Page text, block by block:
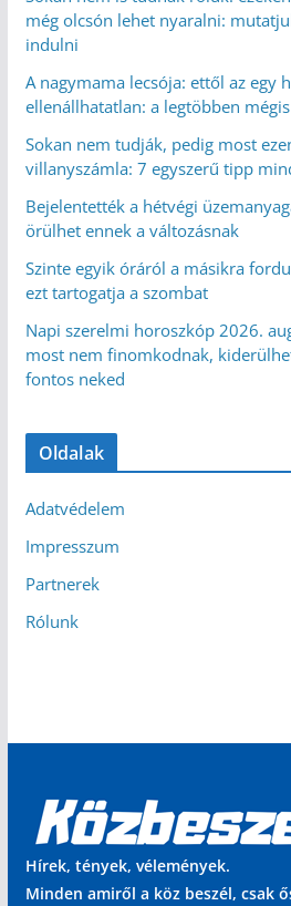
még olcsón lehet nyaralni:
indulni
A nagymama lecsója: ettől az egy
ellenállhatatlan: a legtöbben
Sokan nem tudják, pedig most
villanyszámla: 7 egyszerű tipp
Bejelentették a hétvégi
örülhet ennek a változásnak
Szinte egyik óráról a másikra
ezt tartogatja a szombat
Napi szerelmi horoszkóp 2026.
most nem finomkodnak,
fontos neked
Oldalak
Adatvédelem
Impresszum
Partnerek
Rólunk
Hírek, tények, vélemények.
Minden amiről a köz beszél, csak